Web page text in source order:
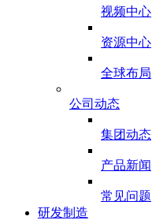
视频中心
资源中心
全球布局
公司动态
集团动态
产品新闻
常见问题
研发制造